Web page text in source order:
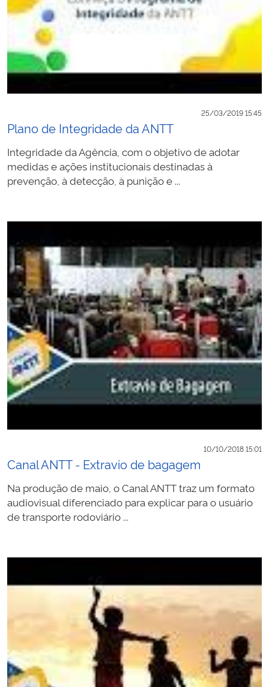
25/03/2019 15:45
Plano de Integridade da ANTT
Integridade da Agência, com o objetivo de adotar
medidas e ações institucionais destinadas à
prevenção, à detecção, à punição e ...
10/10/2018 15:01
Canal ANTT - Extravio de bagagem
Na produção de maio, o Canal ANTT traz um formato
audiovisual diferenciado para explicar para o usuário
de transporte rodoviário ...